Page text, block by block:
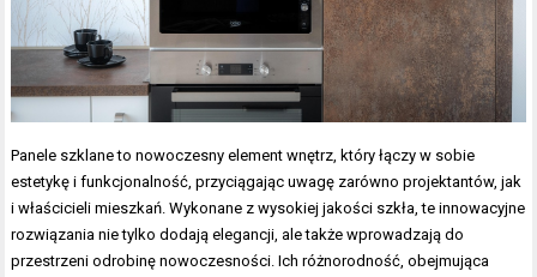
Panele szklane to nowoczesny element wnętrz, który łączy w sobie
estetykę i funkcjonalność, przyciągając uwagę zarówno projektantów, jak
i właścicieli mieszkań. Wykonane z wysokiej jakości szkła, te innowacyjne
rozwiązania nie tylko dodają elegancji, ale także wprowadzają do
przestrzeni odrobinę nowoczesności. Ich różnorodność, obejmująca